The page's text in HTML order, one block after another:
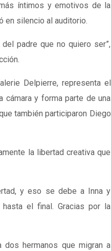
íntimos y emotivos de la
en silencio al auditorio.
padre que no quiero ser”,
Delpierre, representa el
cámara y forma parte de una
también participaron Diego
la libertad creativa que
y eso se debe a Inna y
el final. Gracias por la
hermanos que migran a